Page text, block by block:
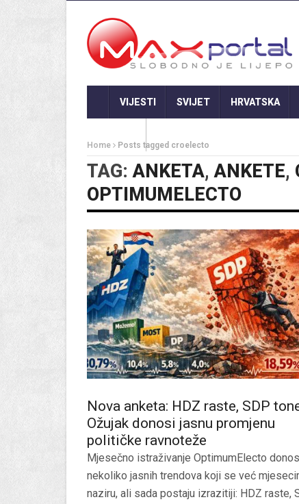
VIJESTI SVIJET HRVATSKA
Home Posts tagged croelecto
TAG:ANKETA,ANKETE,
OPTIMUMELECTO
Nova anketa: HDZ raste, SDP
Ožujak donosi jasnu promjenu
političke ravnoteže
Mjesečno istraživanje OptimumElecto
nekoliko jasnih trendova koji se već
naziru, ali sada postaju izrazitiji: HDZ raste,